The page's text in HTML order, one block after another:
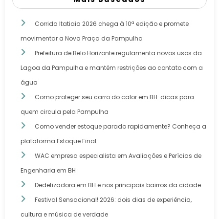
Corrida Itatiaia 2026 chega à 10ª edição e promete
movimentar a Nova Praça da Pampulha
Prefeitura de Belo Horizonte regulamenta novos usos da
Lagoa da Pampulha e mantém restrições ao contato com a
água
Como proteger seu carro do calor em BH: dicas para
quem circula pela Pampulha
Como vender estoque parado rapidamente? Conheça a
plataforma Estoque Final
WAC empresa especialista em Avaliações e Perícias de
Engenharia em BH
Dedetizadora em BH e nos principais bairros da cidade
Festival Sensacional! 2026: dois dias de experiência,
cultura e música de verdade